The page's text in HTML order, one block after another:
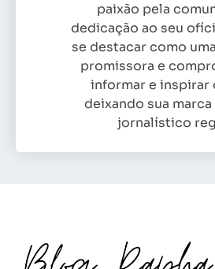
paixão pela
dedicação ao seu
se destacar como
promissora e
informar e inspirar
deixando sua
jornalístico